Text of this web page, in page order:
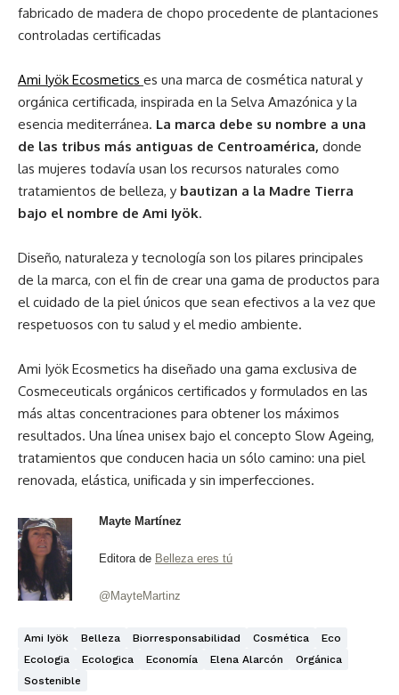
fabricado de madera de chopo procedente de plantaciones
controladas certificadas
Ami Iyök Ecosmetics es una marca de cosmética natural y
orgánica certificada, inspirada en la Selva Amazónica y la
esencia mediterránea. La marca debe su nombre a una
de las tribus más antiguas de Centroamérica, donde
las mujeres todavía usan los recursos naturales como
tratamientos de belleza, y bautizan a la Madre Tierra
bajo el nombre de Ami Iyök.
Diseño, naturaleza y tecnología son los pilares principales
de la marca, con el fin de crear una gama de productos para
el cuidado de la piel únicos que sean efectivos a la vez que
respetuosos con tu salud y el medio ambiente.
Ami Iyök Ecosmetics ha diseñado una gama exclusiva de
Cosmeceuticals orgánicos certificados y formulados en las
más altas concentraciones para obtener los máximos
resultados. Una línea unisex bajo el concepto Slow Ageing,
tratamientos que conducen hacia un sólo camino: una piel
renovada, elástica, unificada y sin imperfecciones.
Mayte Martínez
Editora de Belleza eres tú
@MayteMartinz
Ami Iyök Belleza Biorresponsabilidad Cosmética
Eco
Ecologia
Ecologica Economía Elena Alarcón
Orgánica
Sostenible